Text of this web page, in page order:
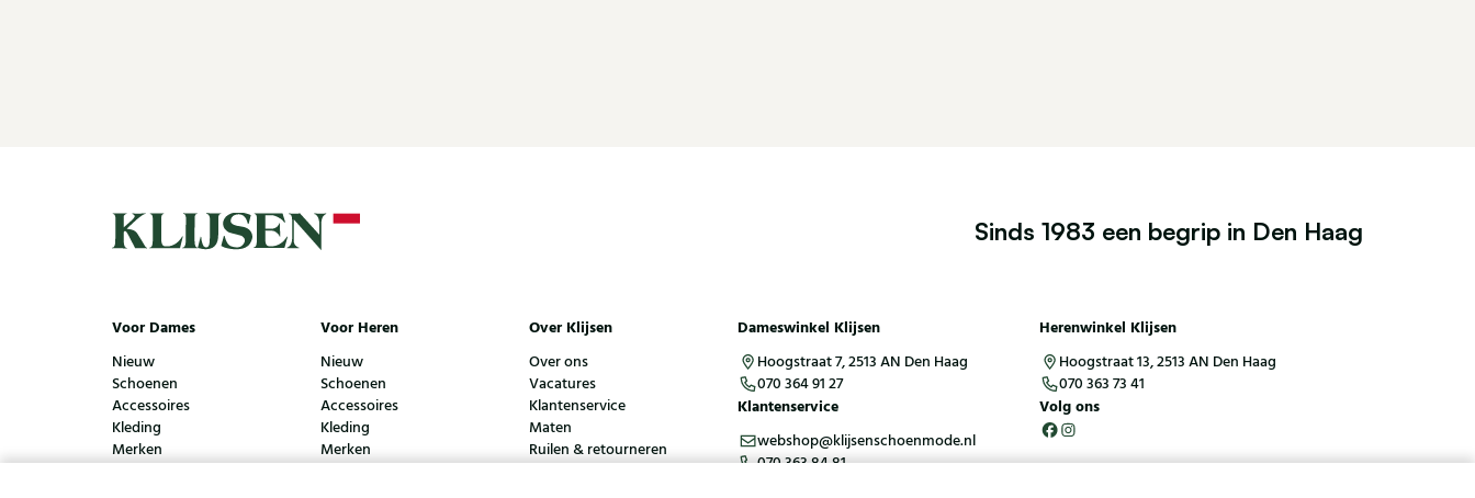
Sinds 1983 een begrip in Den Haag
Voor Dames
Nieuw
Schoenen
Accessoires
Kleding
Merken
Voor Heren
Nieuw
Schoenen
Accessoires
Kleding
Merken
Over Klijsen
Over ons
Vacatures
Klantenservice
Maten
Ruilen & retourneren
Dameswinkel Klijsen
Hoogstraat 7, 2513 AN Den Haag
070 364 91 27
Herenwinkel Klijsen
Hoogstraat 13, 2513 AN Den Haag
070 363 73 41
Klantenservice
webshop@klijsenschoenmode.nl
070 363 84 81
Volg ons